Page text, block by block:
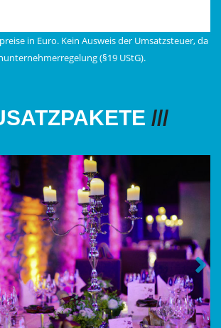
in Euro. Kein Ausweis der Umsatzsteuer, da
(§19 UStG).